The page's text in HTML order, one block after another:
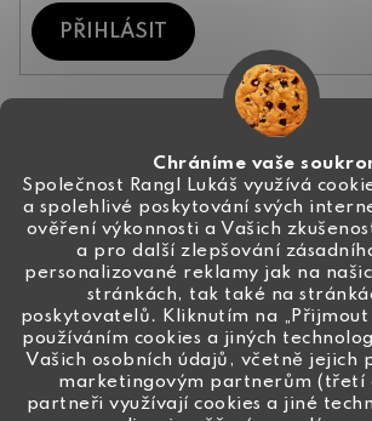
Chráníme vaše
Společnost Rangl Lukáš využívá
a spolehlivé poskytování svých
ověření výkonnosti a Vašich
a pro další zlepšování
personalizované reklamy jak na
stránkách, tak také na
poskytovatelů. Kliknutím na „Přijmout
používáním cookies a jiných
Vašich osobních údajů, včetně jejich
marketingovým partnerům (třetí
partneři využívají cookies a jiné
PŘIHLÁSIT
info@ceske-koralky.cz
+420 774 444 191